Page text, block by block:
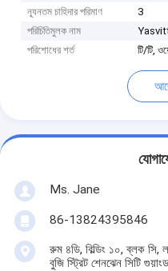
ন্যূনতম চাহিদার পরিমাণ
3
পরিচিতিমুলক নাম
পরিশোধের শর্ত
টি/টি,
Ms. Jane
86-13824395846
রুম ৪ডি, বিল্ডিং ১০, ব্লক সি,
বুজি স্ট্রিট শেনঝেন সিটি